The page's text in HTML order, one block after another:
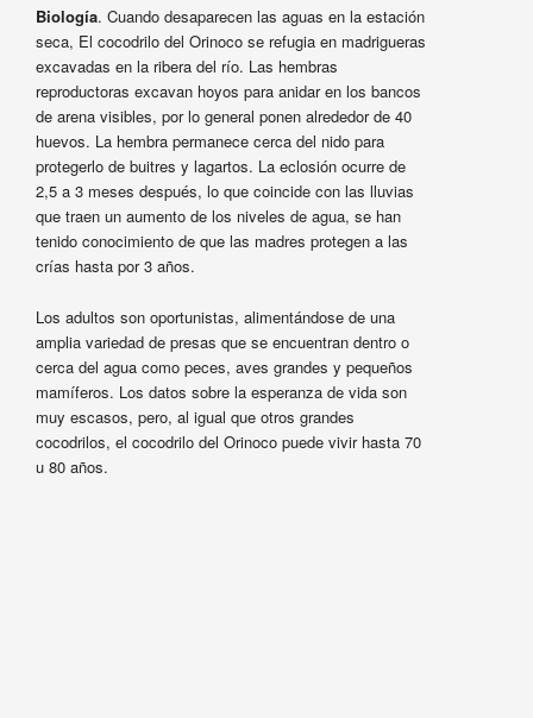
Biología. Cuando desaparecen las aguas en la estación
seca, El cocodrilo del Orinoco se refugia en madrigueras
excavadas en la ribera del río. Las hembras
reproductoras excavan hoyos para anidar en los bancos
de arena visibles, por lo general ponen alrededor de 40
huevos. La hembra permanece cerca del nido para
protegerlo de buitres y lagartos. La eclosión ocurre de
2,5 a 3 meses después, lo que coincide con las lluvias
que traen un aumento de los niveles de agua, se han
tenido conocimiento de que las madres protegen a las
crías hasta por 3 años.
Los adultos son oportunistas, alimentándose de una
amplia variedad de presas que se encuentran dentro o
cerca del agua como peces, aves grandes y pequeños
mamíferos. Los datos sobre la esperanza de vida son
muy escasos, pero, al igual que otros grandes
cocodrilos, el cocodrilo del Orinoco puede vivir hasta 70
u 80 años.